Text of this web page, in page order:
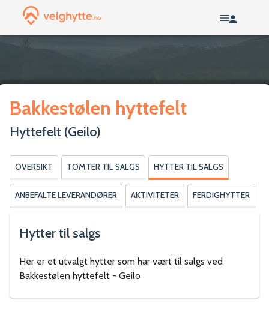
Bakkestølen hyttefelt
Hyttefelt (Geilo)
OVERSIKT TOMTER TIL SALGS HYTTER TIL SALGS
ANBEFALTE LEVERANDØRER AKTIVITETER FERDIGHYTTER
Hytter til salgs
Her er et utvalgt hytter som har vært til salgs ved
Bakkestølen hyttefelt - Geilo